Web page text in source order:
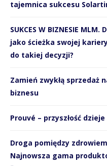
tajemnica sukcesu
SUKCES W BIZNESIE
jako ścieżka swojej
do takiej decyzji?
Zamień zwykłą sprzedaż
biznesu
Prouvé – przyszłość
Droga pomiędzy
Najnowsza gama